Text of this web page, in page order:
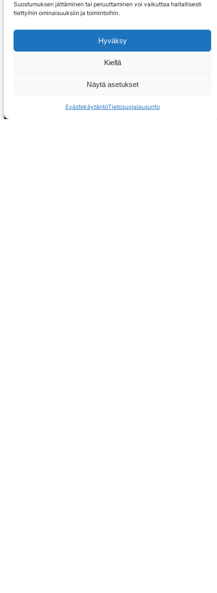
Suostumuksen jättäminen tai peruuttaminen voi vaikuttaa haitallisesti
tiettyihin ominaisuuksiin ja toimintoihin.
Hyväksy
Kiellä
Näytä asetukset
EvästekäytäntöTietosuojalausunto
OTA YHTEYTTÄ